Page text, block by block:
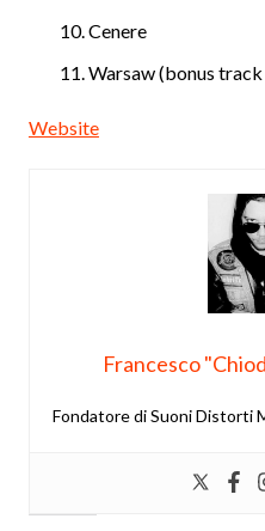
Cenere
Warsaw (bonus
Website
Francesco
Fondatore di Suoni Distorti